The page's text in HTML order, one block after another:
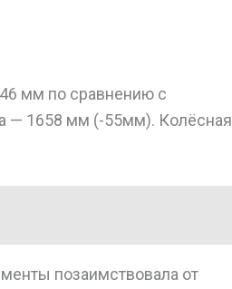
мм по сравнению с
— 1658 мм (-55мм). Колёсная
позаимствовала от